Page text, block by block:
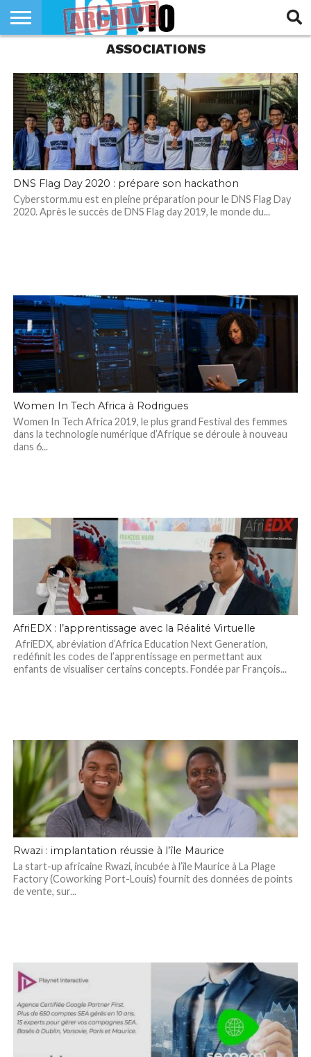
ASSOCIATIONS
DNS Flag Day 2020 : prépare son hackathon
Cyberstorm.mu est en pleine préparation pour le DNS Flag Day
2020. Après le succès de DNS Flag day 2019, le monde du...
Women In Tech Africa à Rodrigues
Women In Tech Africa 2019, le plus grand Festival des femmes
dans la technologie numérique d’Afrique se déroule à nouveau
dans 6...
AfriEDX : l’apprentissage avec la Réalité Virtuelle
AfriEDX, abréviation d’Africa Education Next Generation,
redéfinit les codes de l’apprentissage en permettant aux
enfants de visualiser certains concepts. Fondée par François...
Rwazi : implantation réussie à l’île Maurice
La start-up africaine Rwazi, incubée à l’île Maurice à La Plage
Factory (Coworking Port-Louis) fournit des données de points
de vente, sur...